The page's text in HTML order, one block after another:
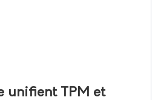
unifient TPM et